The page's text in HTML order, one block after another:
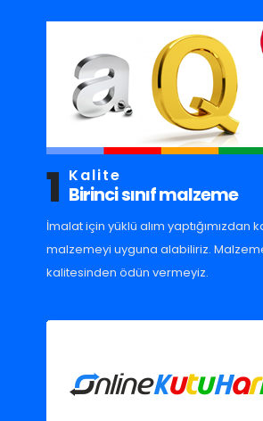
1 Kalite
Birinci sınıf malzeme
İmalat için yüklü alım yaptığımızdan
malzemeyi uyguna alabiliriz.
kalitesinden ödün vermeyiz.